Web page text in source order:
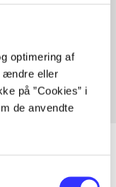
optimering af
ændre eller
på ”Cookies” i
de anvendte